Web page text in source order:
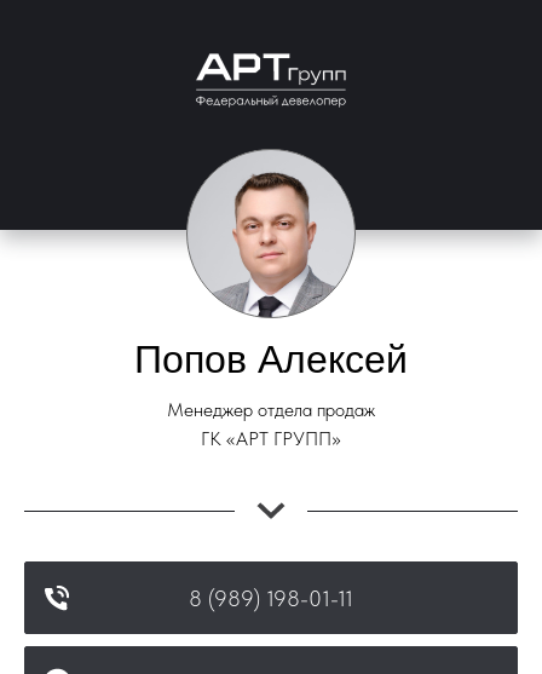
Попов Алексей
Менеджер отдела продаж
ГК «АРТ ГРУПП»
8 (989) 198-01-11